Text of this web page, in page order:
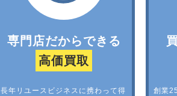
専門店だからできる
高価買取
長年リユースビジネスに携わって得
創業